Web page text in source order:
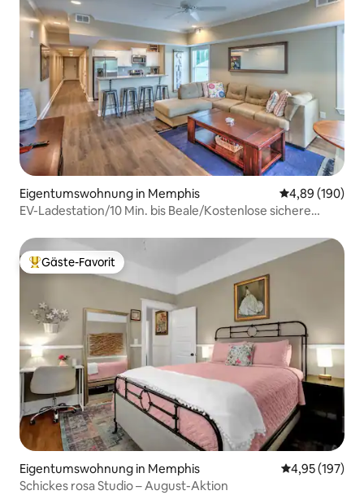
Eigentumswohnung in Memphis
4,89 (190)
EV-Ladestation/10 Min. bis Beale/Kostenlose sichere
Beliebter Gäste-Favorit.
Gäste-Favorit
Eigentumswohnung in Memphis
4,95 (197)
Schickes rosa Studio – August-Aktion